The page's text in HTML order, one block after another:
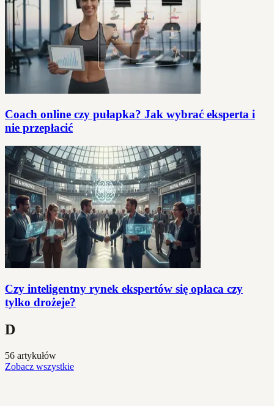
Coach online czy pułapka? Jak wybrać eksperta i
nie przepłacić
Czy inteligentny rynek ekspertów się opłaca czy
tylko drożeje?
D
56 artykułów
Zobacz wszystkie